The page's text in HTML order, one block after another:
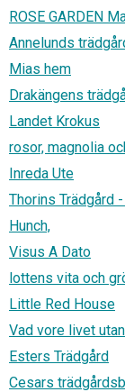
ROSE GARDEN
Annelunds
Mias hem
Drakängens
Landet Krokus
rosor, magnolia
Inreda Ute
Thorins Trädgård
Hunch,
Visus A Dato
lottens vita och
Little Red House
Vad vore livet
Esters Trädgård
Cesars